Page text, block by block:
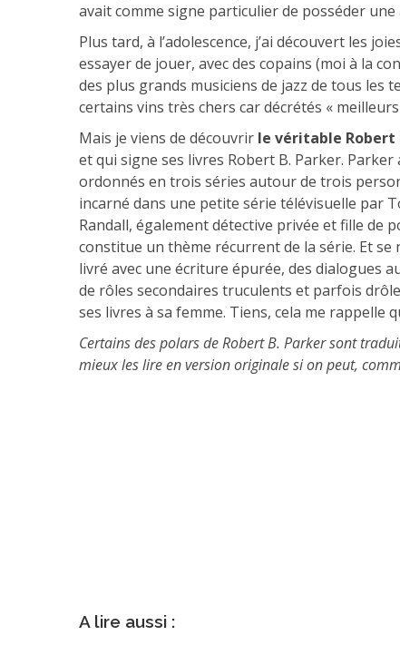
avait comme signe particulier de posséder
Plus tard, à l’adolescence, j’ai découvert les
essayer de jouer, avec des copains (moi à la
des plus grands musiciens de jazz de tous les
certains vins très chers car décrétés « meilleurs
Mais je viens de découvrir le véritable Robert
et qui signe ses livres Robert B. Parker.
ordonnés en trois séries autour de trois
incarné dans une petite série télévisuelle par
Randall, également détective privée et fille de
constitue un thème récurrent de la série. Et
livré avec une écriture épurée, des dialogues
de rôles secondaires truculents et parfois
ses livres à sa femme. Tiens, cela me rappelle
Certains des polars de Robert B. Parker sont
mieux les lire en version originale si on peut,
A lire aussi :